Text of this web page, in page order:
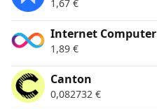
1,67 €
Internet Computer
1,89 €
Canton
0,082732 €